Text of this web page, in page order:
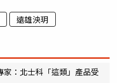
遠雄泱玥
：北士科「這類」產品受